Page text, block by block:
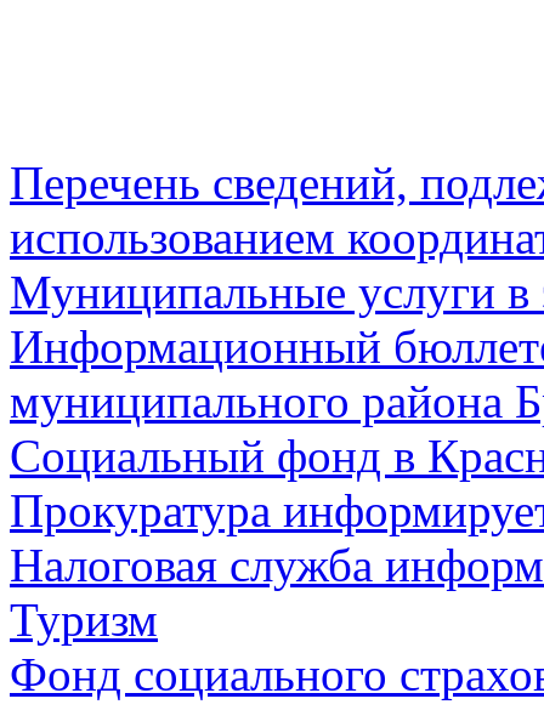
Перечень сведений,
использованием
Муниципальные услуги в
Информационный
муниципального района
Социальный фонд в
Прокуратура
Налоговая служба
Туризм
Фонд социального